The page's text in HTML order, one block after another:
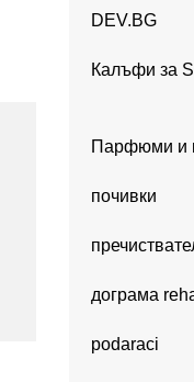
DEV.BG
Калъфи за
Парфюми и
почивки
дограма
podaraci